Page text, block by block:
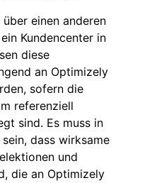
einen anderen
Kundencenter in
diese
an Optimizely
sofern die
referenziell
sind. Es muss in
dass wirksame
und
die an Optimizely